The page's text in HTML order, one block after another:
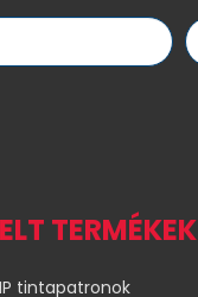
TERMÉKEK
tintapatronok